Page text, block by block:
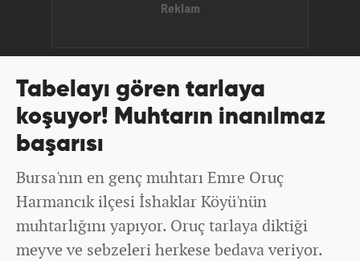
Tabelayı gören tarlaya
koşuyor! Muhtarın inanılmaz
başarısı
Bursa'nın en genç muhtarı Emre Oruç
Harmancık ilçesi İshaklar Köyü'nün
muhtarlığını yapıyor. Oruç tarlaya diktiği
meyve ve sebzeleri herkese bedava veriyor.